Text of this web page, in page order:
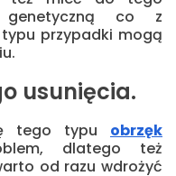
genetyczną co z
przypadki mogą
usunięcia.
tego typu obrzęk
dlatego też
od razu wdrożyć